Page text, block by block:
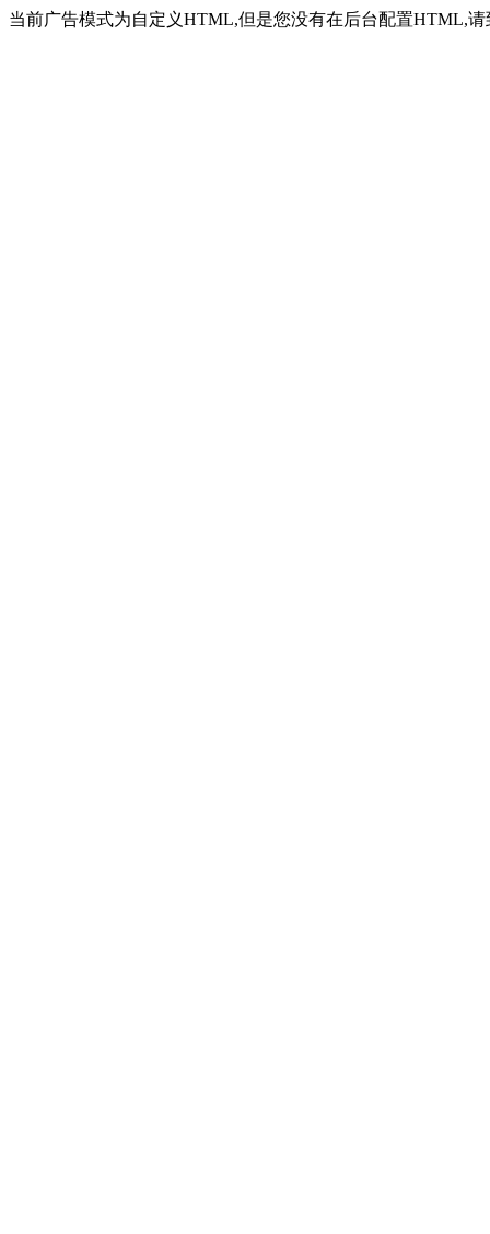
当前广告模式为自定义HTML,但是您没有在后台配置HTML,